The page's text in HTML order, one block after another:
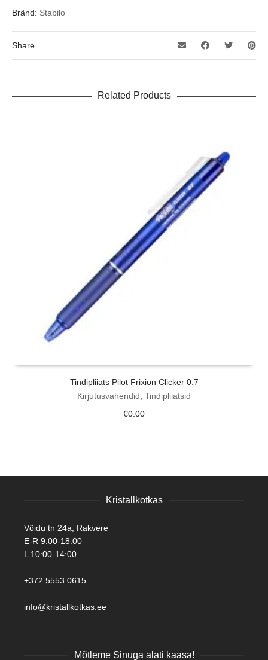
Bränd: Stabilo
Share
Related Products
Tindipliiats Pilot Frixion Clicker 0.7
Kirjutusvahendid, Tindipliiatsid
€0.00
Kristallkotkas
Võidu tn 24a, Rakvere
E-R 9:00-18:00
L 10:00-14:00
+372 5553 0615
info@kristallkotkas.ee
Mõtleme Sinuga alati kaasa!